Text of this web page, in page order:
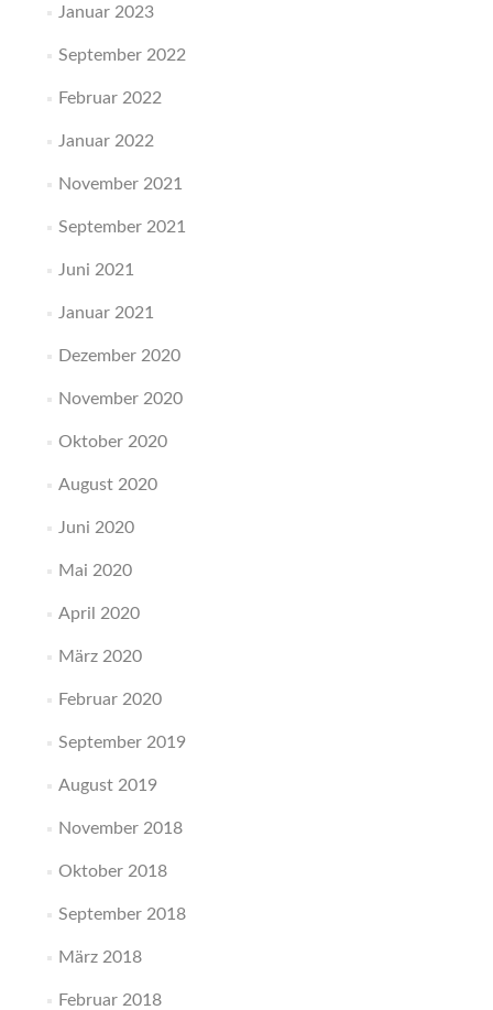
Januar 2023
September 2022
Februar 2022
Januar 2022
November 2021
September 2021
Juni 2021
Januar 2021
Dezember 2020
November 2020
Oktober 2020
August 2020
Juni 2020
Mai 2020
April 2020
März 2020
Februar 2020
September 2019
August 2019
November 2018
Oktober 2018
September 2018
März 2018
Februar 2018